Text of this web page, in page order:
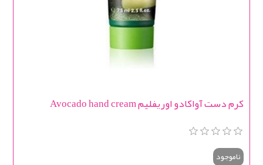
کرم دست آواکادو اوریفلیم Avocado hand cream
ناموجود